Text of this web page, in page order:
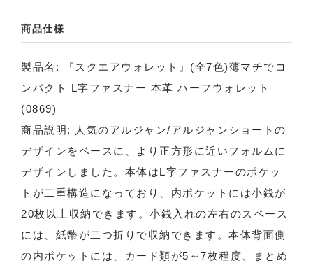
商品仕様
製品名: 『スクエアウォレット』(全7色)薄マチでコ
ンパクト L字ファスナー 本革 ハーフウォレット
(0869)
商品説明: 人気のアルジャン/アルジャンショートの
デザインをベースに、より正方形に近いフォルムに
デザインしました。本体はL字ファスナーのポケッ
トが二重構造になっており、内ポケットには小銭が
20枚以上収納できます。小銭入れの左右のスペース
には、紙幣が二つ折りで収納できます。本体背面側
の内ポケットには、カード類が5～7枚程度、まとめ